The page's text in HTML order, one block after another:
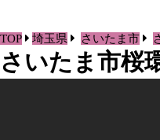
TOP 埼玉県 さいたま市
さいたま市桜